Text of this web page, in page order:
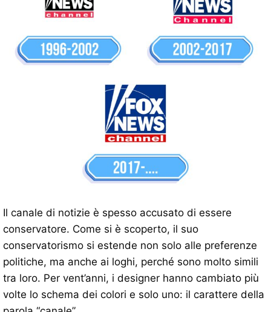
Il canale di notizie è spesso accusato di essere
conservatore. Come si è scoperto, il suo
conservatorismo si estende non solo alle preferenze
politiche, ma anche ai loghi, perché sono molto simili
tra loro. Per vent’anni, i designer hanno cambiato più
volte lo schema dei colori e solo uno: il carattere della